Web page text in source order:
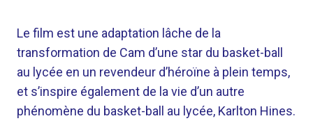
Le film est une adaptation lâche de la
transformation de Cam d’une star du basket-ball
au lycée en un revendeur d’héroïne à plein temps,
et s’inspire également de la vie d’un autre
phénomène du basket-ball au lycée, Karlton Hines.